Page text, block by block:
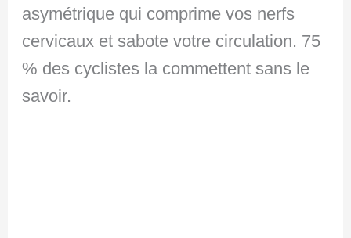
asymétrique qui comprime vos nerfs
cervicaux et sabote votre circulation. 75
% des cyclistes la commettent sans le
savoir.